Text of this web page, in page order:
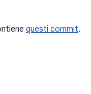
questi commit.